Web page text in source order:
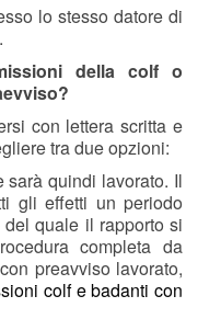
lo stesso datore di
della colf o
con lettera scritta e
tra due opzioni:
sarà quindi lavorato. Il
gli effetti un periodo
quale il rapporto si
completa da
preavviso lavorato,
colf e badanti con